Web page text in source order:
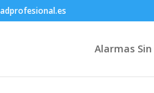
Alarmas